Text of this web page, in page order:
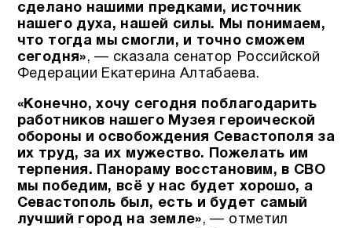
сделано нашими предками, источник
нашего духа, нашей силы. Мы понимаем,
что тогда мы смогли, и точно сможем
сегодня», — сказала сенатор Российской
Федерации Екатерина Алтабаева.
«Конечно, хочу сегодня поблагодарить
работников нашего Музея героической
обороны и освобождения Севастополя за
их труд, за их мужество. Пожелать им
терпения. Панораму восстановим, в СВО
мы победим, всё у нас будет хорошо, а
Севастополь был, есть и будет самый
лучший город на земле», — отметил